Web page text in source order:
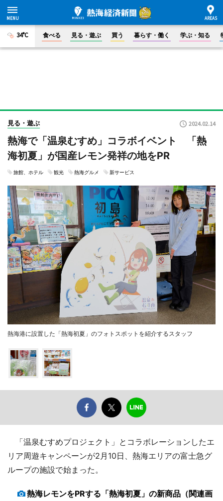
34°C 食べる 見る・遊ぶ 買う 暮らす・働く 学ぶ・知る
見る・遊ぶ 2024.02.14
熱海で「温泉むすめ」コラボイベント 「熱
海初夏」が国産レモン発祥の地をPR
旅館、ホテル 観光 熱海グルメ 新サービス
熱海港に設置した「熱海初夏」のフォトスポットを紹介するスタッフ
「温泉むすめプロジェクト」とコラボレーションしたエ
リア周遊キャンペーンが2月10日、熱海エリアの富士急グ
ループの施設で始まった。
熱海レモンをPRする「熱海初夏」の新商品（関連画